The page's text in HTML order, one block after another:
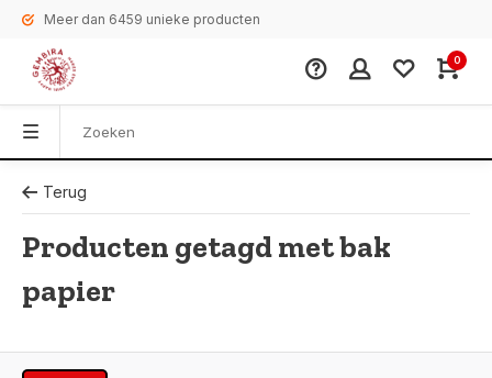
Meer dan 6459 unieke producten
0
Terug
Producten getagd met bak
papier